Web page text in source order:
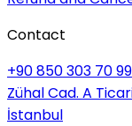
Contact
+90 850 303 70 99
Zühal Cad. A
İstanbul